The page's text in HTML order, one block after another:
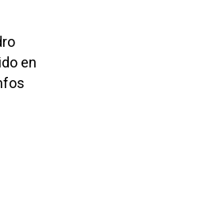
en